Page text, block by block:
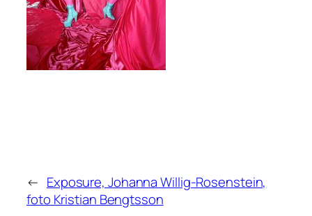
← Exposure, Johanna Willig-Rosenstein,
foto Kristian Bengtsson